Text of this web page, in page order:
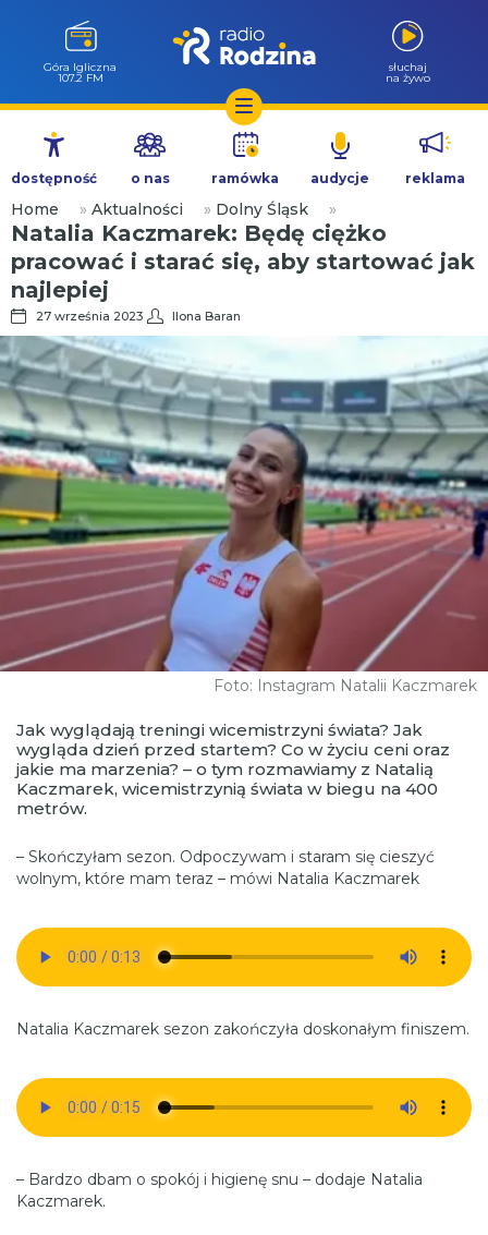
Przejdź
treści
Góra Igliczna
107.2 FM
słuchaj
na żywo
dostępność o nas ramówka audycje reklama
Home » Aktualności » Dolny Śląsk »
Natalia Kaczmarek: Będę ciężko
pracować i starać się, aby startować jak
najlepiej
27 września 2023 Ilona Baran
Foto: Instagram Natalii Kaczmarek
Jak wyglądają treningi wicemistrzyni świata? Jak
wygląda dzień przed startem? Co w życiu ceni oraz
jakie ma marzenia? – o tym rozmawiamy z Natalią
Kaczmarek, wicemistrzynią świata w biegu na 400
metrów.
– Skończyłam sezon. Odpoczywam i staram się cieszyć
wolnym, które mam teraz – mówi Natalia Kaczmarek
Natalia Kaczmarek sezon zakończyła doskonałym finiszem.
– Bardzo dbam o spokój i higienę snu – dodaje Natalia
Kaczmarek.